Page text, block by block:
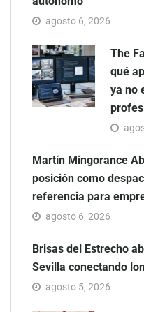
agosto 6, 2026
The
qué
ya no
Martín Mingorance
posición como
referencia para
agosto 6, 2026
Brisas del Estrecho
Sevilla conectando
agosto 5, 2026